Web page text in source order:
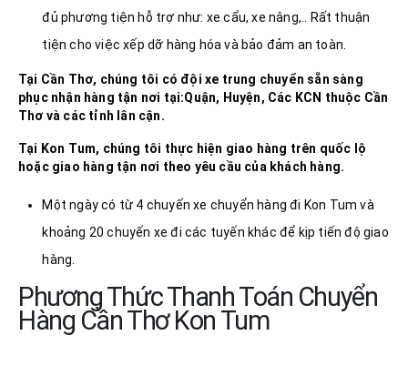
đủ phương tiện hỗ trợ như: xe cẩu, xe nâng,.. Rất thuận
tiện cho việc xếp dỡ hàng hóa và bảo đảm an toàn.
Tại Cần Thơ, chúng tôi có đội xe trung chuyển sẵn sàng
phục nhận hàng tận nơi tại:Quận, Huyện, Các KCN thuộc Cần
Thơ và các tỉnh lân cận.
Tại Kon Tum, chúng tôi thực hiện giao hàng trên quốc lộ
hoặc giao hàng tận nơi theo yêu cầu của khách hàng.
Một ngày có từ 4 chuyến xe chuyển hàng đi Kon Tum và
khoảng 20 chuyến xe đi các tuyến khác để kịp tiến độ giao
hàng.
Phương Thức Thanh Toán Chuyển
Hàng Cần Thơ Kon Tum